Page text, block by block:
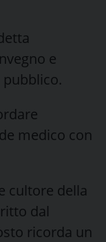
e
pubblico.
medico con
cultore della
dal
ricorda un